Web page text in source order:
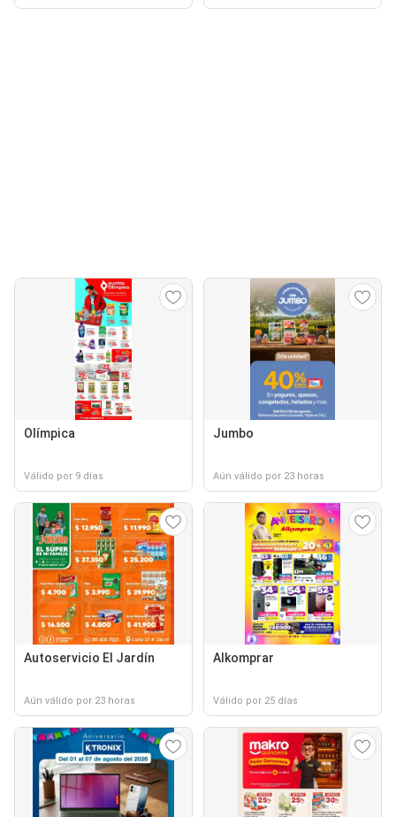
Olímpica
Válido por 9 días
Jumbo
Aún válido por 23 horas
Autoservicio El Jardín
Aún válido por 23 horas
Alkomprar
Válido por 25 días